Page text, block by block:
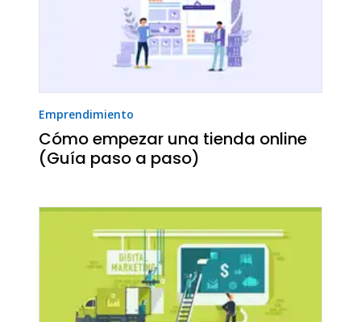
Emprendimiento
Cómo empezar una tienda online
(Guía paso a paso)